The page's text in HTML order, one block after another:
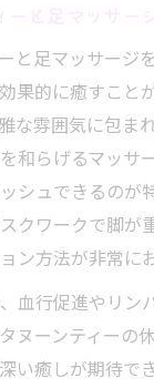
と足マッサージ
果的に癒すこと
な雰囲気に包ま
和らげるマッサ
シュできるのが
クワークで脚が
ン方法が非常に
血行促進やリン
ヌーンティーの
い癒しが期待で